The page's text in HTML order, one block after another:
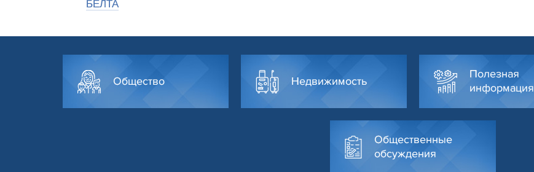
БЕЛТА
Общество Недвижимость
Полезная
информация
Общественные
обсуждения